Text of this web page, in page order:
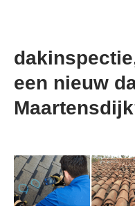
een nieuw